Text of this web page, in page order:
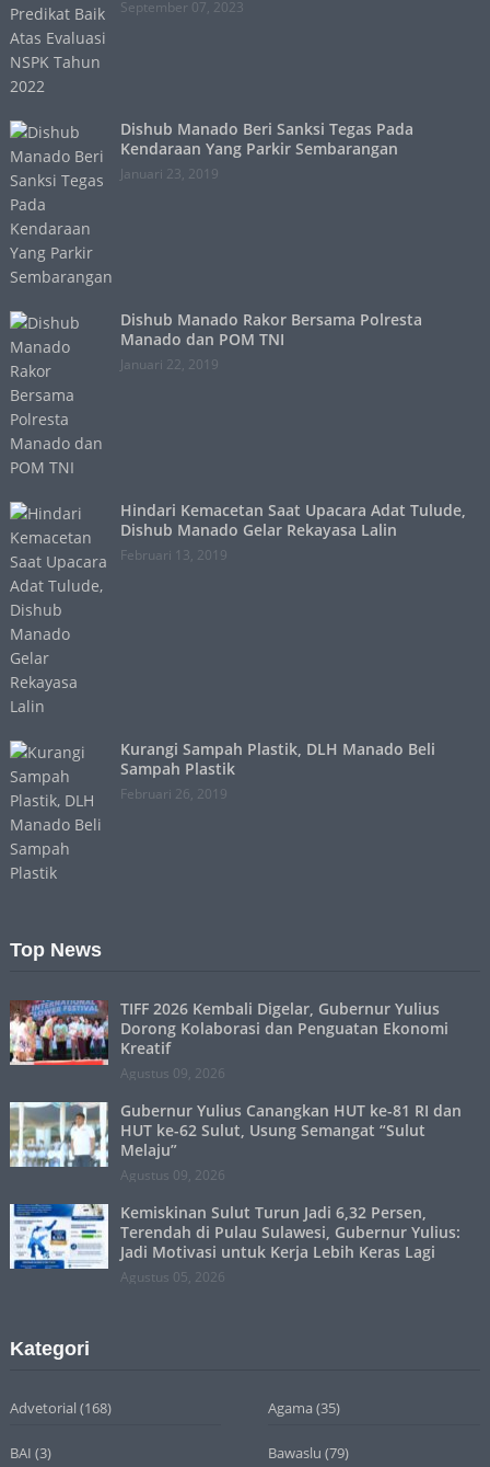
September 07, 2023
Dishub Manado Beri Sanksi Tegas Pada
Kendaraan Yang Parkir Sembarangan
Januari 23, 2019
Dishub Manado Rakor Bersama Polresta
Manado dan POM TNI
Januari 22, 2019
Hindari Kemacetan Saat Upacara Adat Tulude,
Dishub Manado Gelar Rekayasa Lalin
Februari 13, 2019
Kurangi Sampah Plastik, DLH Manado Beli
Sampah Plastik
Februari 26, 2019
Top News
TIFF 2026 Kembali Digelar, Gubernur Yulius
Dorong Kolaborasi dan Penguatan Ekonomi
Kreatif
Agustus 09, 2026
Gubernur Yulius Canangkan HUT ke-81 RI dan
HUT ke-62 Sulut, Usung Semangat “Sulut
Melaju”
Agustus 09, 2026
Kemiskinan Sulut Turun Jadi 6,32 Persen,
Terendah di Pulau Sulawesi, Gubernur Yulius:
Jadi Motivasi untuk Kerja Lebih Keras Lagi
Agustus 05, 2026
Kategori
Advetorial (168) Agama (35)
BAI (3) Bawaslu (79)